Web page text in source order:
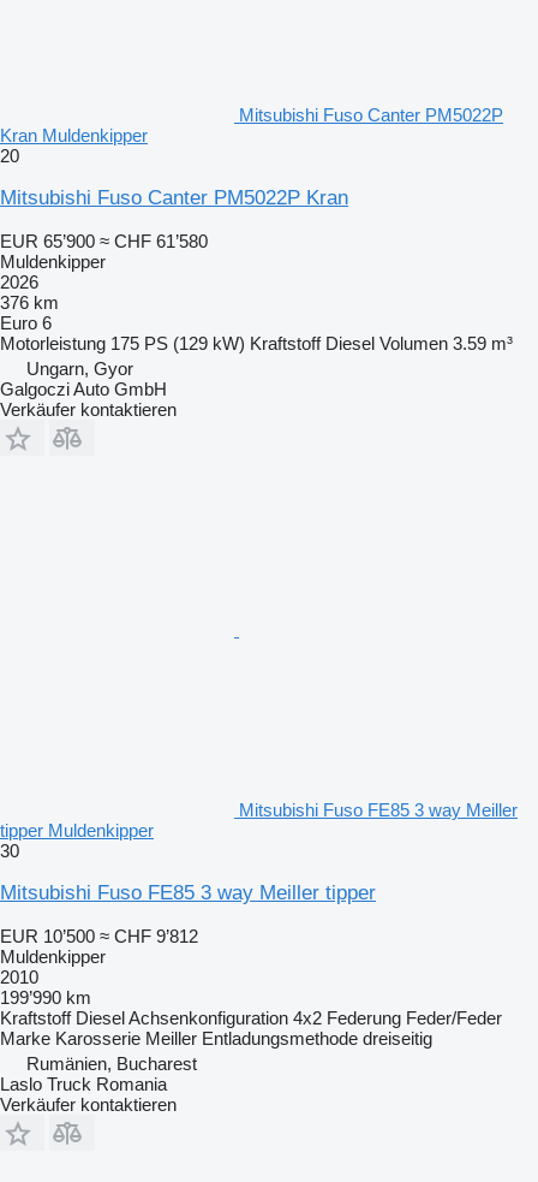
Mitsubishi Fuso Canter PM5022P
Kran Muldenkipper
20
Mitsubishi Fuso Canter PM5022P Kran
EUR 65’900 ≈ CHF 61’580
Muldenkipper
2026
376 km
Euro 6
Motorleistung 175 PS (129 kW) Kraftstoff Diesel Volumen 3.59 m³
Ungarn, Gyor
Galgoczi Auto GmbH
Verkäufer kontaktieren
Mitsubishi Fuso FE85 3 way Meiller
tipper Muldenkipper
30
Mitsubishi Fuso FE85 3 way Meiller tipper
EUR 10’500 ≈ CHF 9’812
Muldenkipper
2010
199’990 km
Kraftstoff DieselAchsenkonfiguration 4x2 Federung Feder/Feder
Marke Karosserie Meiller Entladungsmethode dreiseitig
Rumänien, Bucharest
Laslo Truck Romania
Verkäufer kontaktieren